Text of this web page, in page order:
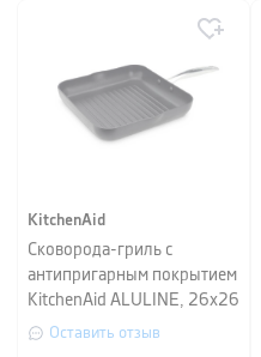
KitchenAid
Сковорода-гриль с
антипригарным покрытием
KitchenAid ALULINE, 26х26
см, черный
Оставить отзыв